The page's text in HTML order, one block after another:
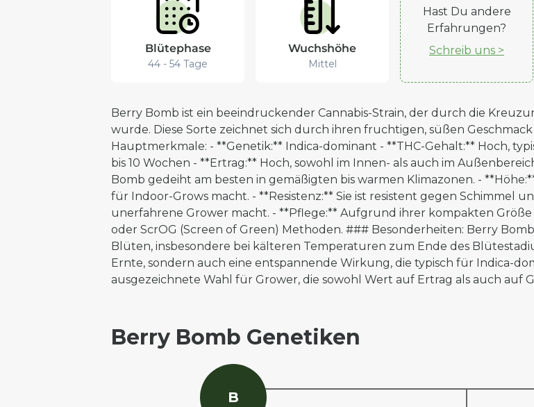
Blütephase
44 - 54 Tage
Wuchshöhe
Mittel
Hast Du andere
Erfahrungen?
Schreib uns >
Berry Bomb ist ein beeindruckender Cannabis-Strain, der durch die
wurde. Diese Sorte zeichnet sich durch ihren fruchtigen, süßen
Hauptmerkmale: - **Genetik:** Indica-dominant - **THC-Gehalt:** Hoch,
bis 10 Wochen - **Ertrag:** Hoch, sowohl im Innen- als auch im
Bomb gedeiht am besten in gemäßigten bis warmen Klimazonen. -
für Indoor-Grows macht. - **Resistenz:** Sie ist resistent gegen Schimmel
unerfahrene Grower macht. - **Pflege:** Aufgrund ihrer kompakten Größe
oder ScrOG (Screen of Green) Methoden. ### Besonderheiten: Berry
Blüten, insbesondere bei kälteren Temperaturen zum Ende des
Ernte, sondern auch eine entspannende Wirkung, die typisch für Indica-
ausgezeichnete Wahl für Grower, die sowohl Wert auf Ertrag als auch auf
Berry Bomb Genetiken
B